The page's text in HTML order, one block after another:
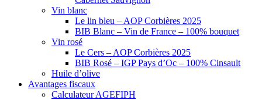
Vin blanc
Le lin bleu – AOP Corbières 2025
BIB Blanc – Vin de France – 100% bouquet
Vin rosé
Le Cers – AOP Corbières 2025
BIB Rosé – IGP Pays d’Oc – 100% Cinsault
Huile d’olive
Avantages fiscaux
Calculateur AGEFIPH